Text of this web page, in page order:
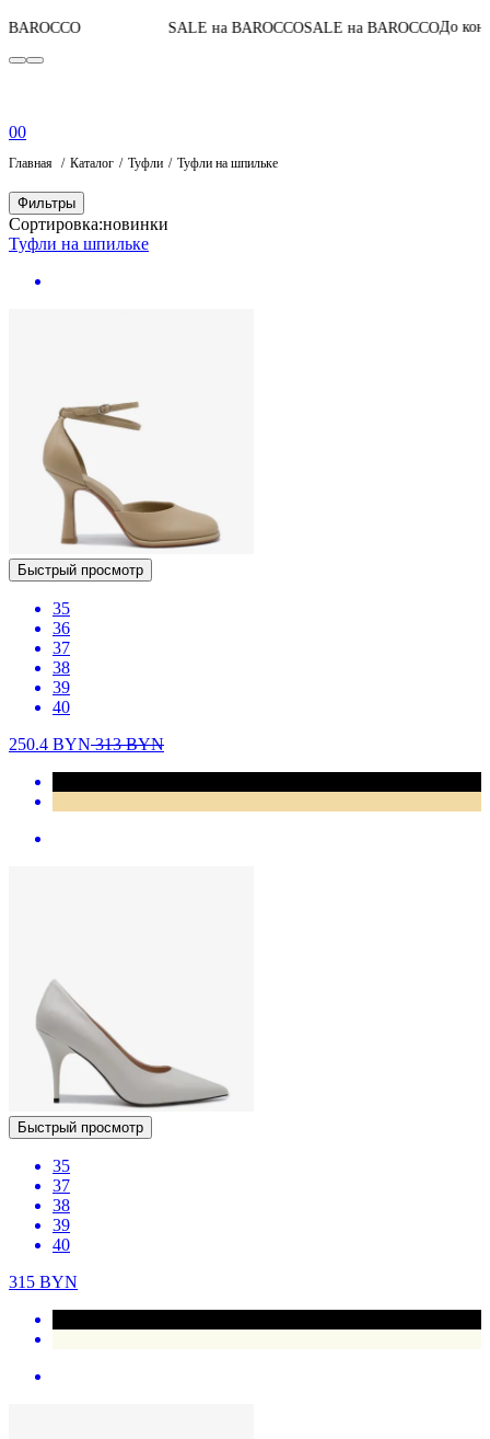
SALE на BAROCCOSALE на BAROCCOДо конца акции05:
00
Главная Каталог Туфли Туфли на шпильке
Фильтры
Сортировка:новинки
Туфли на шпильке
Быстрый просмотр
35
36
37
38
39
40
250.4 BYN313BYN
Быстрый просмотр
35
37
38
39
40
315 BYN